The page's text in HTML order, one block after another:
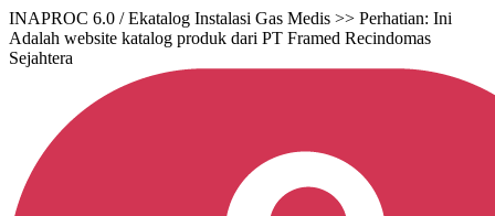
INAPROC 6.0 / Ekatalog Instalasi Gas Medis >> Perhatian: Ini
Adalah website katalog produk dari PT Framed Recindomas
Sejahtera